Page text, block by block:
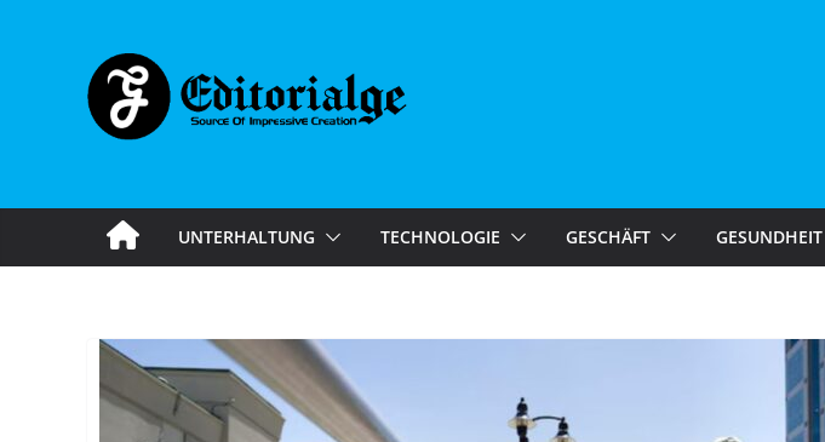
UNTERHALTUNG TECHNOLOGIE GESCHÄFT GESUNDHEIT